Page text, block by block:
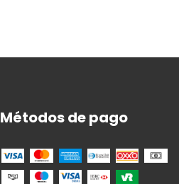
Métodos de pago